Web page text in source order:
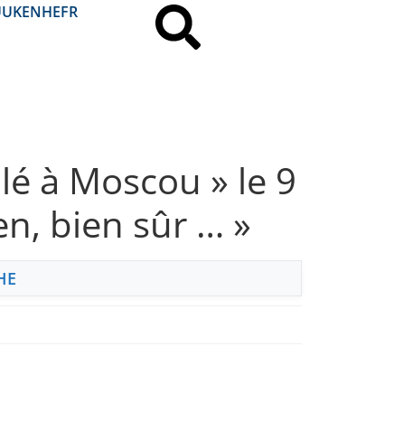
UKENHEFR
à Moscou » le 9
bien sûr … »